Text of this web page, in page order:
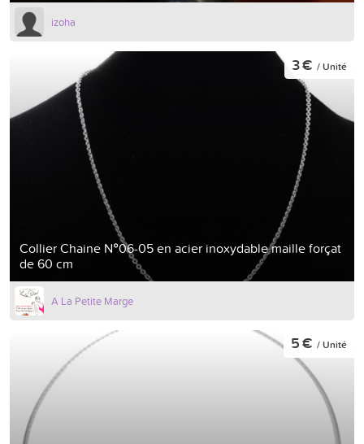
izoha
Collier Chaine N°06-05 en acier inoxydable maille forçat
de 60 cm
3 € / Unité
A La Petite Marge
5 € / Unité